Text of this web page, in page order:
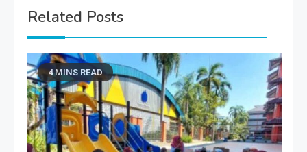
Related Posts
4 MINS READ